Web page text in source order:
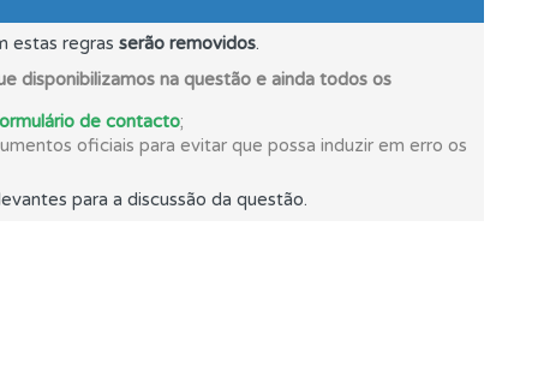
estas regras serão removidos.
disponibilizamos na questão e ainda todos os
de contacto;
oficiais para evitar que possa induzir em erro os
para a discussão da questão.